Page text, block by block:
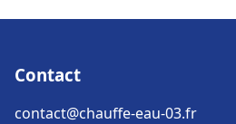
Contact
contact@chauffe-eau-03.fr